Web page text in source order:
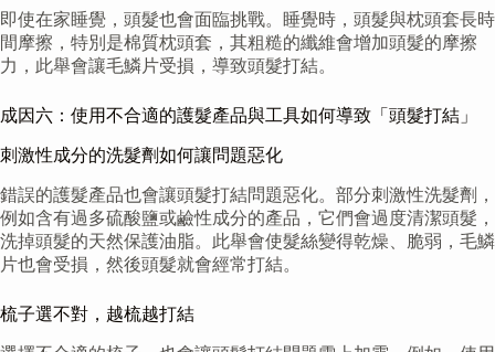
即使在家睡覺，頭髮也會面臨挑戰。睡覺時，頭髮與枕頭套長時
間摩擦，特別是棉質枕頭套，其粗糙的纖維會增加頭髮的摩擦
力，此舉會讓毛鱗片受損，導致頭髮打結。
成因六：使用不合適的護髮產品與工具如何導致「頭髮打結」
刺激性成分的洗髮劑如何讓問題惡化
錯誤的護髮產品也會讓頭髮打結問題惡化。部分刺激性洗髮劑，
例如含有過多硫酸鹽或鹼性成分的產品，它們會過度清潔頭髮，
洗掉頭髮的天然保護油脂。此舉會使髮絲變得乾燥、脆弱，毛鱗
片也會受損，然後頭髮就會經常打結。
梳子選不對，越梳越打結